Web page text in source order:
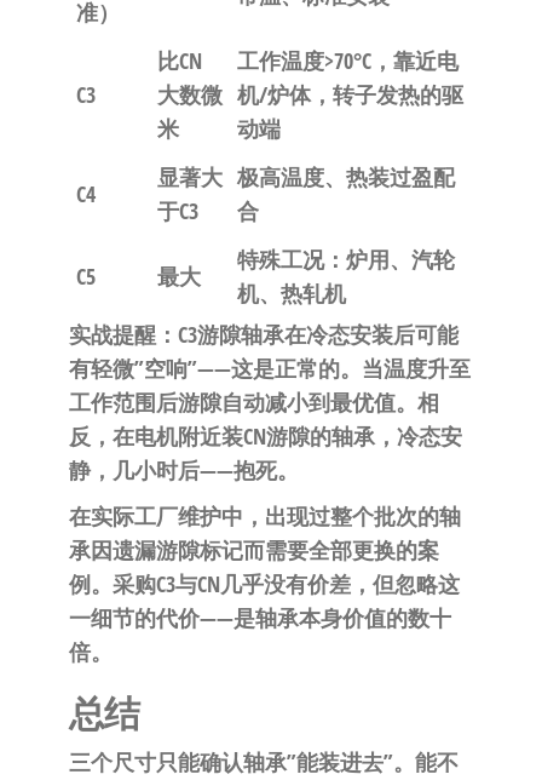
准）
C3
比CN
大数微
米
工作温度>70°C，靠近电
机/炉体，转子发热的驱
动端
C4
显著大
于C3
极高温度、热装过盈配
合
C5 最大
特殊工况：炉用、汽轮
机、热轧机
实战提醒：C3游隙轴承在冷态安装后可能
有轻微”空响”——这是正常的。当温度升至
工作范围后游隙自动减小到最优值。相
反，在电机附近装CN游隙的轴承，冷态安
静，几小时后——抱死。
在实际工厂维护中，出现过整个批次的轴
承因遗漏游隙标记而需要全部更换的案
例。采购C3与CN几乎没有价差，但忽略这
一细节的代价——是轴承本身价值的数十
倍。
总结
三个尺寸只能确认轴承”能装进去”。能不